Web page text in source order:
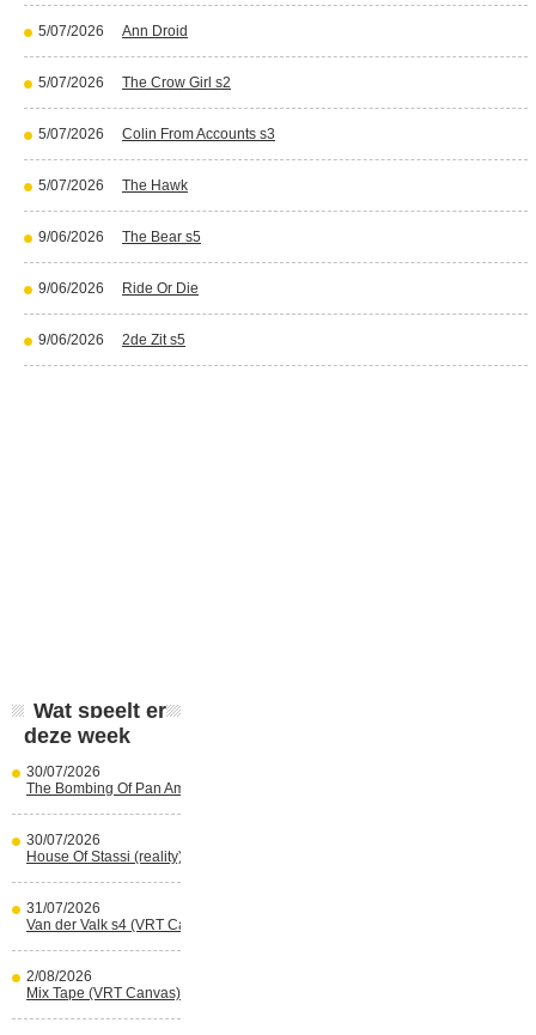
5/07/2026 Ann Droid
5/07/2026 The Crow Girl s2
5/07/2026 Colin From Accounts s3
5/07/2026 The Hawk
9/06/2026 The Bear s5
9/06/2026 Ride Or Die
9/06/2026 2de Zit s5
Wat speelt er
deze week
30/07/2026
The Bombing Of Pan Am 103 (Netflix)
30/07/2026
House Of Stassi (reality) (Disney+)
31/07/2026
Van der Valk s4 (VRT Canvas)
2/08/2026
Mix Tape (VRT Canvas)